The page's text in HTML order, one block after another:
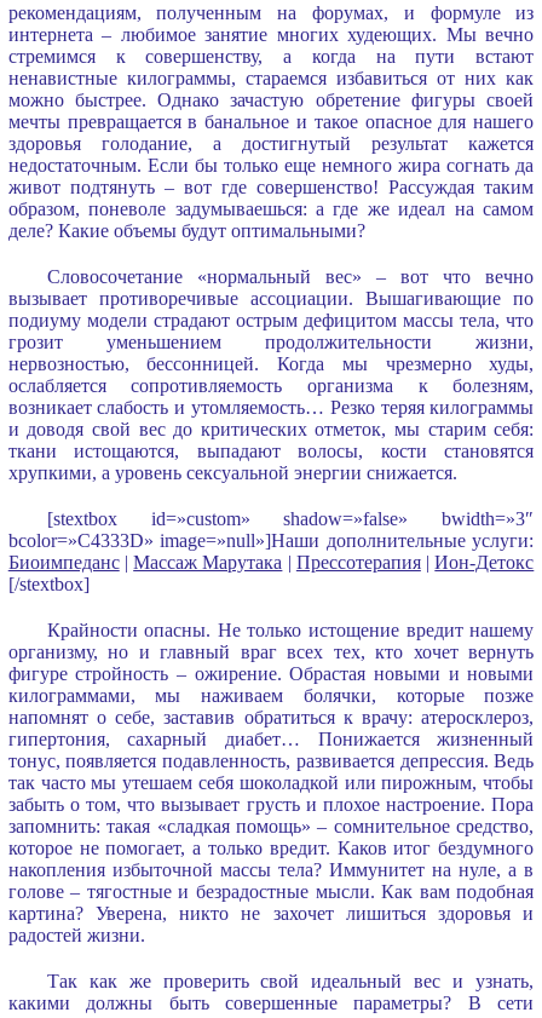
рекомендациям, полученным на форумах, и формуле из
интернета – любимое занятие многих худеющих. Мы вечно
стремимся к совершенству, а когда на пути встают
ненавистные килограммы, стараемся избавиться от них как
можно быстрее. Однако зачастую обретение фигуры своей
мечты превращается в банальное и такое опасное для нашего
здоровья голодание, а достигнутый результат кажется
недостаточным. Если бы только еще немного жира согнать да
живот подтянуть – вот где совершенство! Рассуждая таким
образом, поневоле задумываешься: а где же идеал на самом
деле? Какие объемы будут оптимальными?
Словосочетание «нормальный вес» – вот что вечно
вызывает противоречивые ассоциации. Вышагивающие по
подиуму модели страдают острым дефицитом массы тела, что
грозит уменьшением продолжительности жизни,
нервозностью, бессонницей. Когда мы чрезмерно худы,
ослабляется сопротивляемость организма к болезням,
возникает слабость и утомляемость… Резко теряя килограммы
и доводя свой вес до критических отметок, мы старим себя:
ткани истощаются, выпадают волосы, кости становятся
хрупкими, а уровень сексуальной энергии снижается.
[stextbox id=»custom» shadow=»false» bwidth=»3″
bcolor=»C4333D» image=»null»]Наши дополнительные услуги:
Биоимпеданс|Массаж Марутака | Прессотерапия|Ион-Детокс
[/stextbox]
Крайности опасны. Не только истощение вредит нашему
организму, но и главный враг всех тех, кто хочет вернуть
фигуре стройность – ожирение. Обрастая новыми и новыми
килограммами, мы наживаем болячки, которые позже
напомнят о себе, заставив обратиться к врачу: атеросклероз,
гипертония, сахарный диабет… Понижается жизненный
тонус, появляется подавленность, развивается депрессия. Ведь
так часто мы утешаем себя шоколадкой или пирожным, чтобы
забыть о том, что вызывает грусть и плохое настроение. Пора
запомнить: такая «сладкая помощь» – сомнительное средство,
которое не помогает, а только вредит. Каков итог бездумного
накопления избыточной массы тела? Иммунитет на нуле, а в
голове – тягостные и безрадостные мысли. Как вам подобная
картина? Уверена, никто не захочет лишиться здоровья и
радостей жизни.
Так как же проверить свой идеальный вес и узнать,
какими должны быть совершенные параметры? В сети